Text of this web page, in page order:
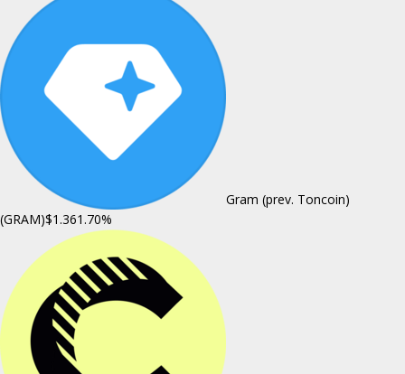
Gram (prev. Toncoin)
(GRAM)$1.361.70%